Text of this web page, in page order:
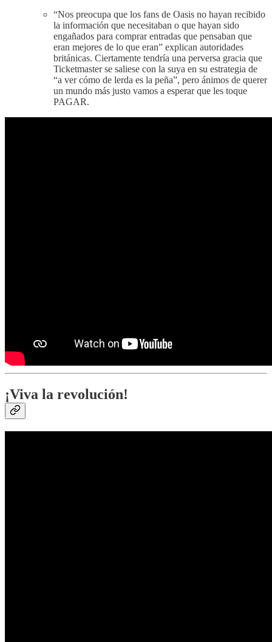
“Nos preocupa que los fans de Oasis no hayan recibido
la información que necesitaban o que hayan sido
engañados para comprar entradas que pensaban que
eran mejores de lo que eran” explican autoridades
británicas. Ciertamente tendría una perversa gracia que
Ticketmaster se saliese con la suya en su estrategia de
“a ver cómo de lerda es la peña”, pero ánimos de querer
un mundo más justo vamos a esperar que les toque
PAGAR.
¡Viva la revolución!